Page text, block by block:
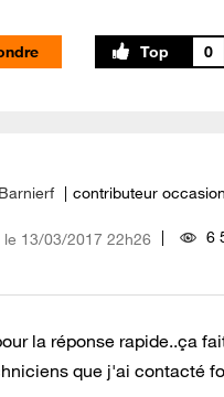
0
Barnierf contributeur
le ‎13/03/2017 22h26 6
la réponse rapide..ça
que j'ai contacté